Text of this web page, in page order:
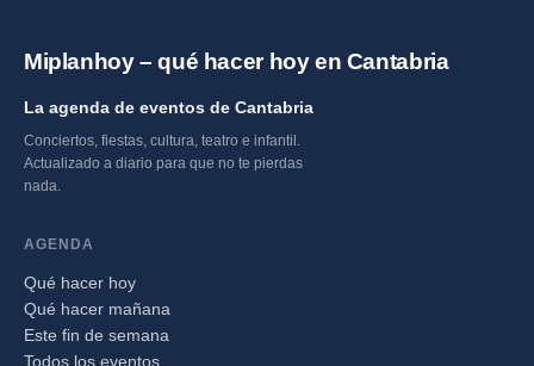
Miplanhoy – qué hacer hoy en Cantabria
La agenda de eventos de Cantabria
Conciertos, fiestas, cultura, teatro e infantil.
Actualizado a diario para que no te pierdas
nada.
AGENDA
Qué hacer hoy
Qué hacer mañana
Este fin de semana
Todos los eventos